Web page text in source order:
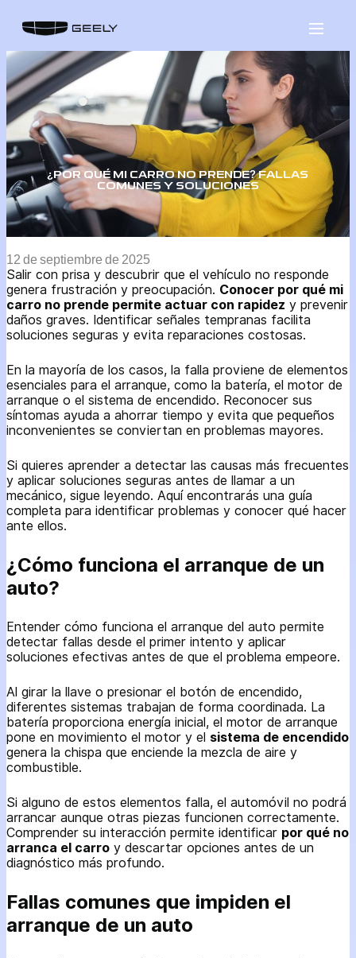
¿POR QUÉ MI CARRO NO PRENDE? FALLAS
COMUNES Y SOLUCIONES
12 de septiembre de 2025
Salir con prisa y descubrir que el vehículo no responde
genera frustración y preocupación. Conocer por qué mi
carro no prende permite actuar con rapidez y prevenir
daños graves. Identificar señales tempranas facilita
soluciones seguras y evita reparaciones costosas.
En la mayoría de los casos, la falla proviene de elementos
esenciales para el arranque, como la batería, el motor de
arranque o el sistema de encendido. Reconocer sus
síntomas ayuda a ahorrar tiempo y evita que pequeños
inconvenientes se conviertan en problemas mayores.
Si quieres aprender a detectar las causas más frecuentes
y aplicar soluciones seguras antes de llamar a un
mecánico, sigue leyendo. Aquí encontrarás una guía
completa para identificar problemas y conocer qué hacer
ante ellos.
¿Cómo funciona el arranque de un
auto?
Entender cómo funciona el arranque del auto permite
detectar fallas desde el primer intento y aplicar
soluciones efectivas antes de que el problema empeore.
Al girar la llave o presionar el botón de encendido,
diferentes sistemas trabajan de forma coordinada. La
batería proporciona energía inicial, el motor de arranque
pone en movimiento el motor y el sistema de encendido
genera la chispa que enciende la mezcla de aire y
combustible.
Si alguno de estos elementos falla, el automóvil no podrá
arrancar aunque otras piezas funcionen correctamente.
Comprender su interacción permite identificar por qué no
arranca el carro y descartar opciones antes de un
diagnóstico más profundo.
Fallas comunes que impiden el
arranque de un auto